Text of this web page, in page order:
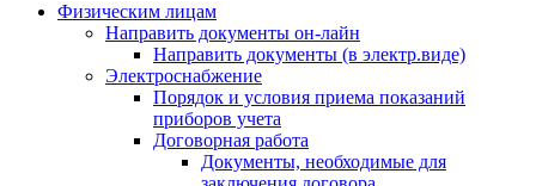
Физическим лицам
Направить документы он-лайн
Направить документы (в электр.виде)
Электроснабжение
Порядок и условия приема показаний
приборов учета
Договорная работа
Документы, необходимые для